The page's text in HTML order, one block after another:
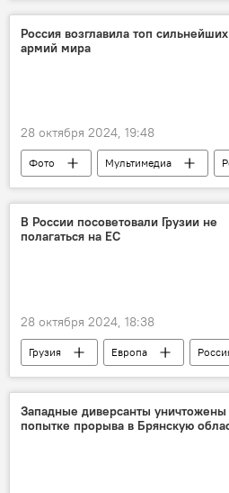
Россия возглавила топ сильнейших
армий мира
28 октября 2024, 19:48
Фото Мультимедиа
армия
В России посоветовали Грузии не
полагаться на ЕС
28 октября 2024, 18:38
Грузия Европа
парламентские выборы
Западные диверсанты
попытке прорыва в Брянскую